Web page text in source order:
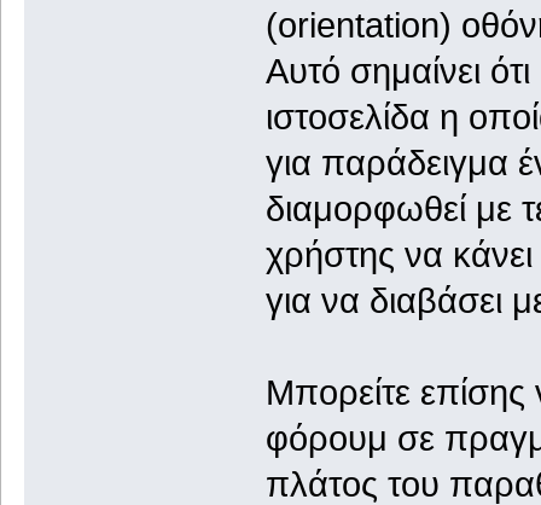
(orientation)
Αυτό σημαίνει
ιστοσελίδα η
για παράδειγμα
διαμορφωθεί με
χρήστης να
για να διαβάσει
Μπορείτε επίσης
φόρουμ σε
πλάτος του